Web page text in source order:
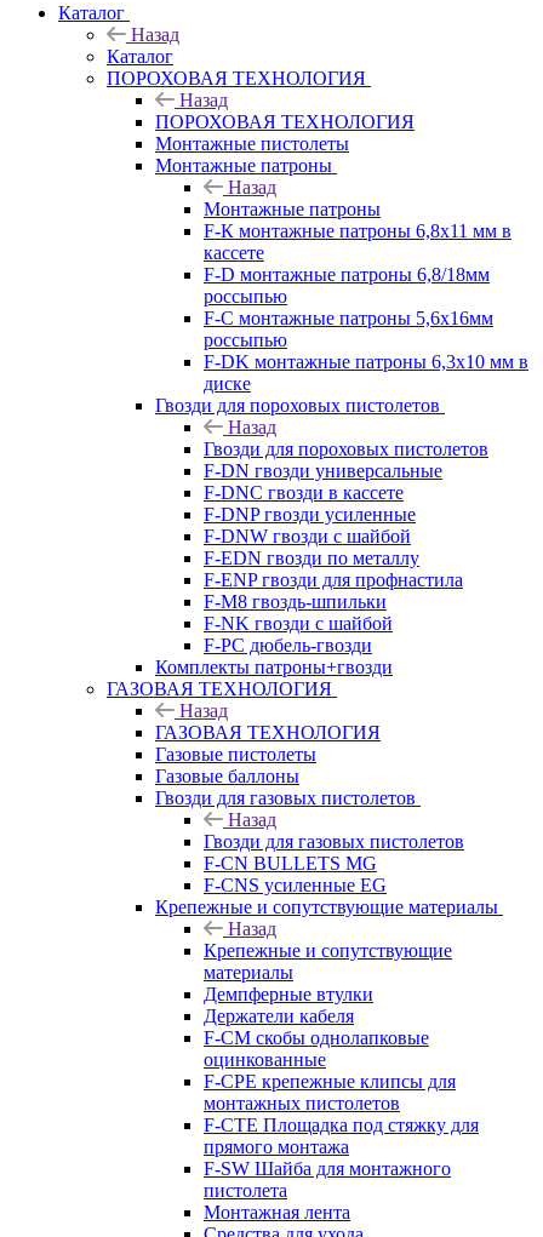
Каталог
Назад
Каталог
ПОРОХОВАЯ ТЕХНОЛОГИЯ
Назад
ПОРОХОВАЯ ТЕХНОЛОГИЯ
Монтажные пистолеты
Монтажные патроны
Назад
Монтажные патроны
F-К монтажные патроны 6,8х11 мм в
кассете
F-D монтажные патроны 6,8/18мм
россыпью
F-C монтажные патроны 5,6х16мм
россыпью
F-DK монтажные патроны 6,3х10 мм в
диске
Гвозди для пороховых пистолетов
Назад
Гвозди для пороховых пистолетов
F-DN гвозди универсальные
F-DNC гвозди в кассете
F-DNP гвозди усиленные
F-DNW гвозди с шайбой
F-EDN гвозди по металлу
F-ENP гвозди для профнастила
F-M8 гвоздь-шпильки
F-NK гвозди с шайбой
F-PC дюбель-гвозди
Комплекты патроны+гвозди
ГАЗОВАЯ ТЕХНОЛОГИЯ
Назад
ГАЗОВАЯ ТЕХНОЛОГИЯ
Газовые пистолеты
Газовые баллоны
Гвозди для газовых пистолетов
Назад
Гвозди для газовых пистолетов
F-CN BULLETS MG
F-CNS усиленные EG
Крепежные и сопутствующие материалы
Назад
Крепежные и сопутствующие
материалы
Демпферные втулки
Держатели кабеля
F-CM скобы однолапковые
оцинкованные
F-CPE крепежные клипсы для
монтажных пистолетов
F-CTE Площадка под стяжку для
прямого монтажа
F-SW Шайба для монтажного
пистолета
Монтажная лента